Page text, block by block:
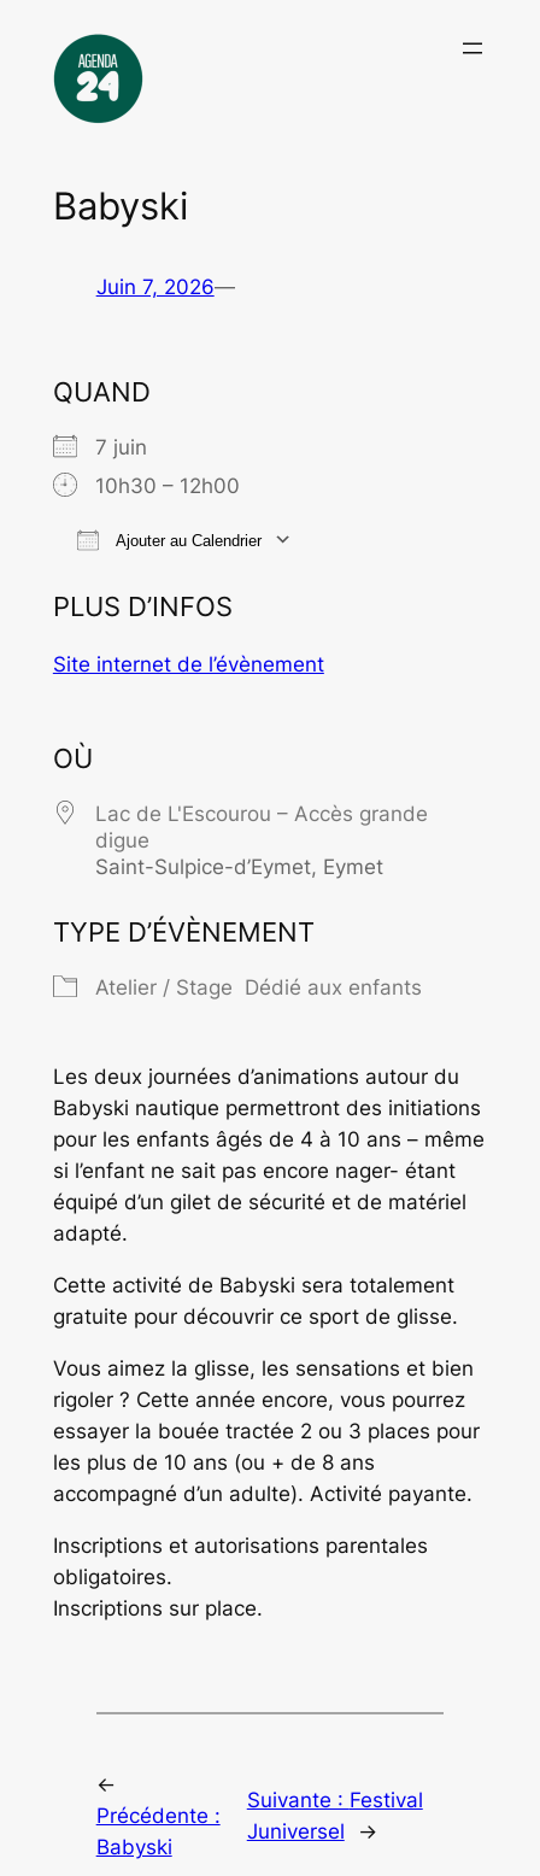
contenu
Babyski
Juin 7, 2026—
QUAND
7 juin
10h30 – 12h00
Ajouter au Calendrier
PLUS D’INFOS
Site internet de l’évènement
OÙ
Lac de L'Escourou – Accès grande
digue
Saint-Sulpice-d’Eymet, Eymet
TYPE D’ÉVÈNEMENT
Atelier / Stage Dédié aux enfants
Les deux journées d’animations autour du
Babyski nautique permettront des initiations
pour les enfants âgés de 4 à 10 ans – même
si l’enfant ne sait pas encore nager- étant
équipé d’un gilet de sécurité et de matériel
adapté.
Cette activité de Babyski sera totalement
gratuite pour découvrir ce sport de glisse.
Vous aimez la glisse, les sensations et bien
rigoler ? Cette année encore, vous pourrez
essayer la bouée tractée 2 ou 3 places pour
les plus de 10 ans (ou + de 8 ans
accompagné d’un adulte). Activité payante.
Inscriptions et autorisations parentales
obligatoires.
Inscriptions sur place.
←
Précédente :
Babyski
Suivante : Festival
Juniversel
→